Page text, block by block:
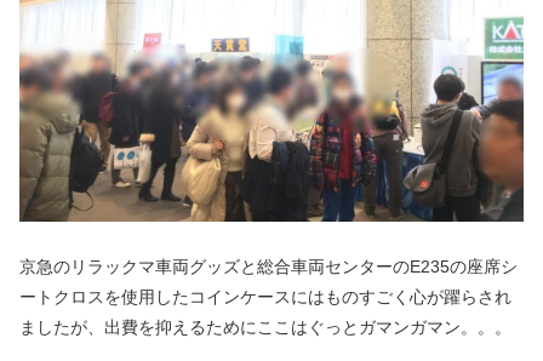
京急のリラックマ車両グッズと総合車両センターのE235の座席シ
ートクロスを使用したコインケースにはものすごく心が躍らされ
ましたが、出費を抑えるためにここはぐっとガマンガマン。。。